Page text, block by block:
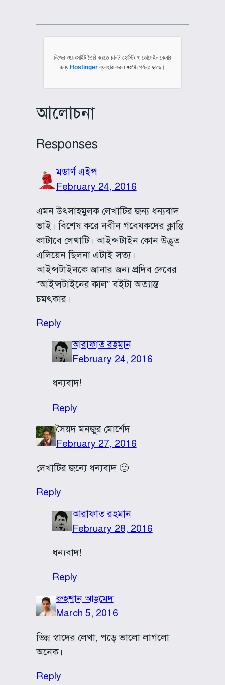
নিজের ওয়েবসাইট তৈরি করতে চান? হোস্টিং ও ডোমেইন কেনার
জন্য Hostingerব্যবহার করুন ৭৫% পর্যন্ত ছাড়ে।
আলোচনা
Responses
মডার্ণ এইপ
February 24, 2016
এমন উৎসাহমুলক লেখাটির জন্য ধন্যবাদ
ভাই। বিশেষ করে নবীন গবেষকদের ক্লান্তি
কাটাবে লেখাটি। আইন্সটাইন কোন উদ্ভূত
এলিয়েন ছিলনা এটাই সত্য।
আইন্সটাইনকে জানার জন্য প্রদিব দেবের
“আইন্সটাইনের কাল” বইটা অত্যান্ত
চমৎকার।
Reply
আরাফাত রহমান
February 24, 2016
ধন্যবাদ!
Reply
সৈয়দ মনজুর মোর্শেদ
February 27, 2016
লেখাটির জন্যে ধন্যবাদ 🙂
Reply
আরাফাত রহমান
February 28, 2016
ধন্যবাদ!
Reply
রুহশান আহমেদ
March 5, 2016
ভিন্ন স্বাদের লেখা, পড়ে ভালো লাগলো
অনেক।
Reply